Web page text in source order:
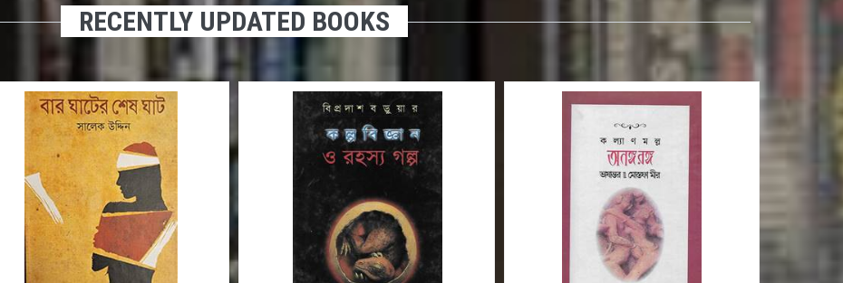
RECENTLY UPDATED BOOKS